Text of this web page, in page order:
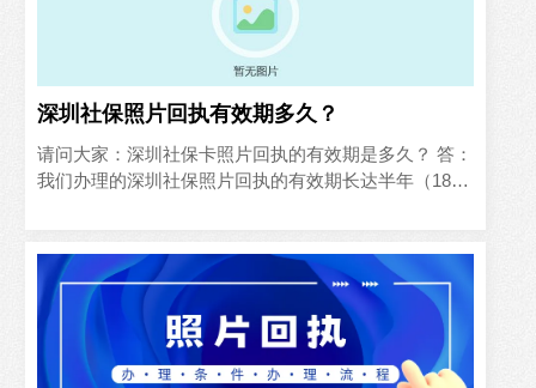
深圳社保照片回执有效期多久？
请问大家：深圳社保卡照片回执的有效期是多久？ 答：
我们办理的深圳社保照片回执的有效期长达半年（180
出你的...